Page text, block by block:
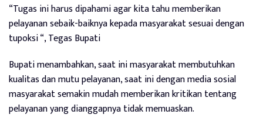
“Tugas ini harus dipahami agar kita tahu memberikan
pelayanan sebaik-baiknya kepada masyarakat sesuai dengan
tupoksi “, Tegas Bupati
Bupati menambahkan, saat ini masyarakat membutuhkan
kualitas dan mutu pelayanan, saat ini dengan media sosial
masyarakat semakin mudah memberikan kritikan tentang
pelayanan yang dianggapnya tidak memuaskan.